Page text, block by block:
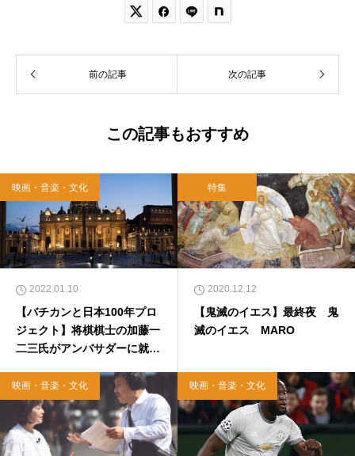
 
前の記事 次の記事
この記事もおすすめ
映画・音楽・文化
2022.01.10
【バチカンと日本100年プロ
ジェクト】将棋棋士の加藤一
二三氏がアンバサダーに就
特集
2020.12.12
【鬼滅のイエス】最終夜 鬼
滅のイエス MARO
映画・音楽・文化 映画・音楽・文化